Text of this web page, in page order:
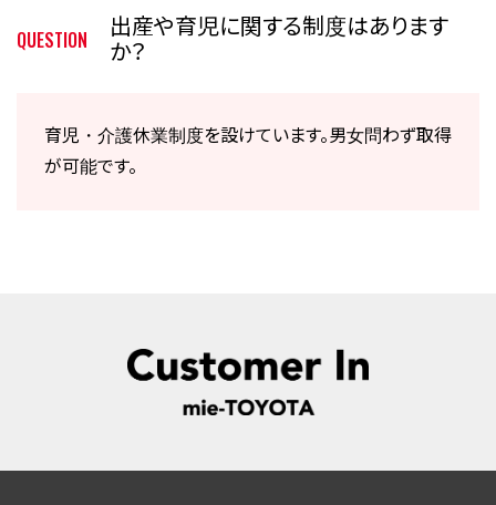
QUESTION
出産や育児に関する制度はあります
か？
育児・介護休業制度を設けています。男女問わず取得
が可能です。